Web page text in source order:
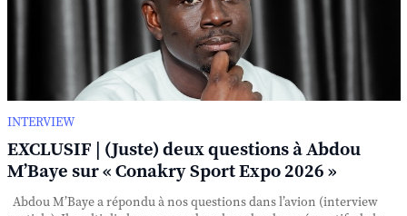
INTERVIEW
EXCLUSIF | (Juste) deux questions à Abdou
M’Baye sur « Conakry Sport Expo 2026 »
Abdou M’Baye a répondu à nos questions dans l’avion (interview